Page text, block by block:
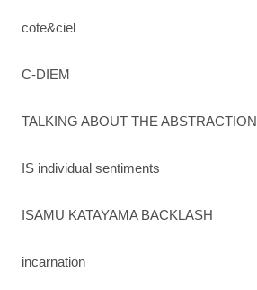
cote&ciel
C-DIEM
TALKING ABOUT THE ABSTRACTION
IS individual sentiments
ISAMU KATAYAMA BACKLASH
incarnation